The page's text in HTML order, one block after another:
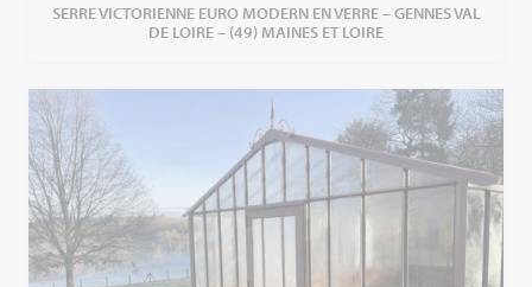
SERRE VICTORIENNE EURO MODERN EN VERRE – GENNES VAL
DE LOIRE – (49) MAINES ET LOIRE